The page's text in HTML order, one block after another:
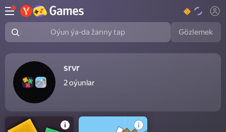
Oýun ýa-da žanny tap Gözlemek
srvr
2oýunlar